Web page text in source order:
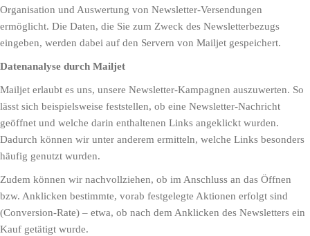
Organisation und Auswertung von Newsletter-Versendungen
ermöglicht. Die Daten, die Sie zum Zweck des Newsletterbezugs
eingeben, werden dabei auf den Servern von Mailjet gespeichert.
Datenanalyse durch Mailjet
Mailjet erlaubt es uns, unsere Newsletter-Kampagnen auszuwerten. So
lässt sich beispielsweise feststellen, ob eine Newsletter-Nachricht
geöffnet und welche darin enthaltenen Links angeklickt wurden.
Dadurch können wir unter anderem ermitteln, welche Links besonders
häufig genutzt wurden.
Zudem können wir nachvollziehen, ob im Anschluss an das Öffnen
bzw. Anklicken bestimmte, vorab festgelegte Aktionen erfolgt sind
(Conversion-Rate) – etwa, ob nach dem Anklicken des Newsletters ein
Kauf getätigt wurde.